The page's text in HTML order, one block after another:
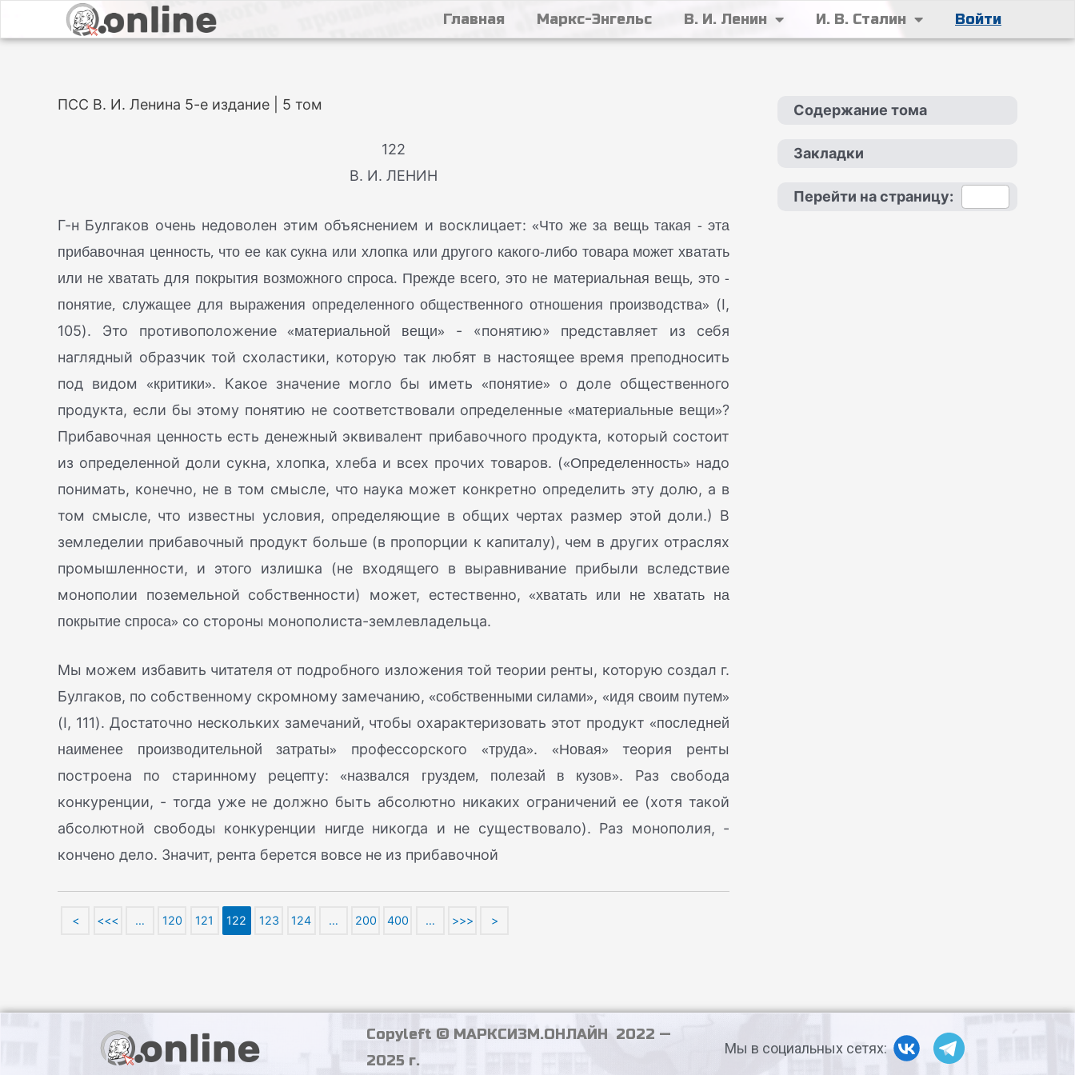
Главная Маркс-Энгельс В. И. Ленин И. В. Сталин Войти
ПСС В. И. Ленина 5-е издание | 5 том
122
В. И. ЛЕНИН
Г-н Булгаков очень недоволен этим объяснением и восклицает:«Что же за вещь такая - эта
прибавочная ценность, что ее как сукна или хлопка или другого какого-либо товара может хватать
или не хватать для покрытия возможного спроса. Прежде всего, это не материальная вещь, это -
понятие, служащее для выражения определенного общественного отношения производства» (I,
105). Это противоположение«материальной вещи» - «понятию» представляет из себя
наглядный образчик той схоластики, которую так любят в настоящее время преподносить
под видом «критики». Какое значение могло бы иметь«понятие» о доле общественного
продукта, если бы этому понятию не соответствовали определенные«материальные вещи»?
Прибавочная ценность есть денежный эквивалент прибавочного продукта, который состоит
из определенной доли сукна, хлопка, хлеба и всех прочих товаров. («Определенность» надо
понимать, конечно, не в том смысле, что наука может конкретно определить эту долю, а в
том смысле, что известны условия, определяющие в общих чертах размер этой доли.) В
земледелии прибавочный продукт больше (в пропорции к капиталу), чем в других отраслях
промышленности, и этого излишка (не входящего в выравнивание прибыли вследствие
монополии поземельной собственности) может, естественно, «хватать или не хватать на
покрытие спроса» со стороны монополиста-землевладельца.
Мы можем избавить читателя от подробного изложения той теории ренты, которую создал г.
Булгаков, по собственному скромному замечанию,«собственными силами», «идя своим путем»
(I, 111). Достаточно нескольких замечаний, чтобы охарактеризовать этот продукт «последней
наименее производительной затраты» профессорского «труда». «Новая» теория ренты
построена по старинному рецепту:«назвался груздем, полезай в кузов». Раз свобода
конкуренции, - тогда уже не должно быть абсолютно никаких ограничений ее (хотя такой
абсолютной свободы конкуренции нигде никогда и не существовало). Раз монополия, -
кончено дело. Значит, рента берется вовсе не из прибавочной
< <<< … 120 121 122 123 124 … 200 400 … >>> >
Содержание тома
Закладки
Перейти на страницу:
Copyleft © МАРКСИЗМ.ОНЛАЙН 2022 —
2025 г.
Мы в социальных сетях: